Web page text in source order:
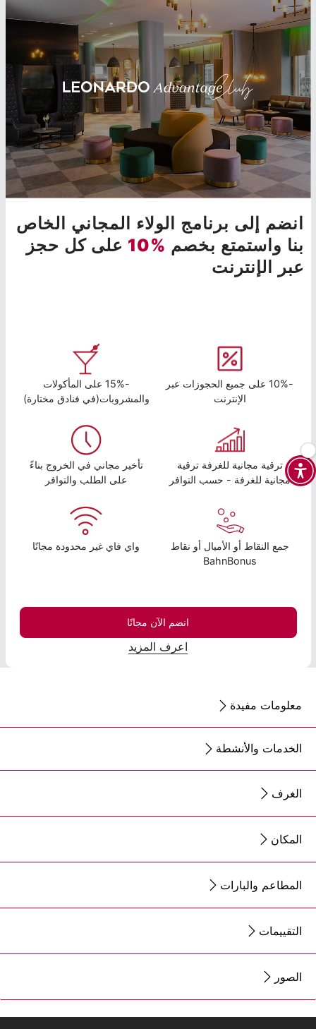
انضم إلى برنامج الولاء المجاني الخاص
بنا واستمتع بخصم %10
على كل حجز
عبر الإنترنت
-10% على جميع الحجوزات عبر
الإنترنت
-15% على المأكولات
والمشروبات(في فنادق مختارة)
ترقية مجانية للغرفة ترقية
مجانية للغرفة - حسب التوافر
تأخير مجاني في الخروج بناءً
على الطلب والتوافر
جمع النقاط أو الأميال أو نقاط
BahnBonus
واي فاي غير محدودة مجانًا
انضم الآن مجانًا
اعرف المزيد
معلومات مفيدة
الخدمات والأنشطة
الغرف
المكان
المطاعم والبارات
التقييمات
الصور